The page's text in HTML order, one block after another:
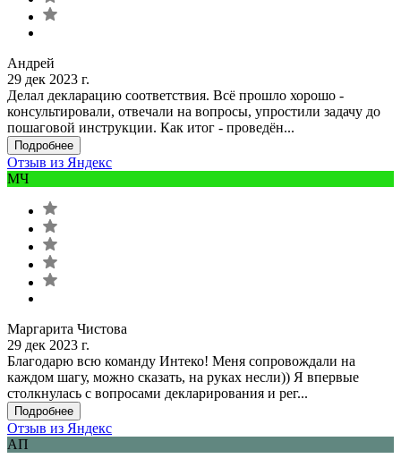
Андрей
29 дек 2023 г.
Делал декларацию соответствия. Всё прошло хорошо -
консультировали, отвечали на вопросы, упростили задачу до
пошаговой инструкции. Как итог - проведён...
Подробнее
Отзыв из Яндекс
МЧ
Маргарита Чистова
29 дек 2023 г.
Благодарю всю команду Интеко! Меня сопровождали на
каждом шагу, можно сказать, на руках несли)) Я впервые
столкнулась с вопросами декларирования и рег...
Подробнее
Отзыв из Яндекс
АП